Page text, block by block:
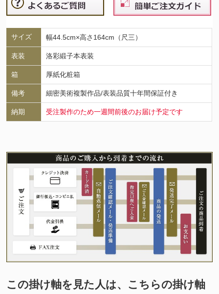
サイズ 幅44.5cm×高さ164cm（尺三）
表装 洛彩緞子本表装
箱 厚紙化粧箱
備考 細密美術複製作品/表装品質十年間保証付き
納期 受注製作のため一週間前後のお届け予定です
この掛け軸を見た人は、こちらの掛け軸